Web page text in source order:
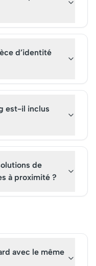
d’identité
est-il inclus
de
à proximité ?
avec le même